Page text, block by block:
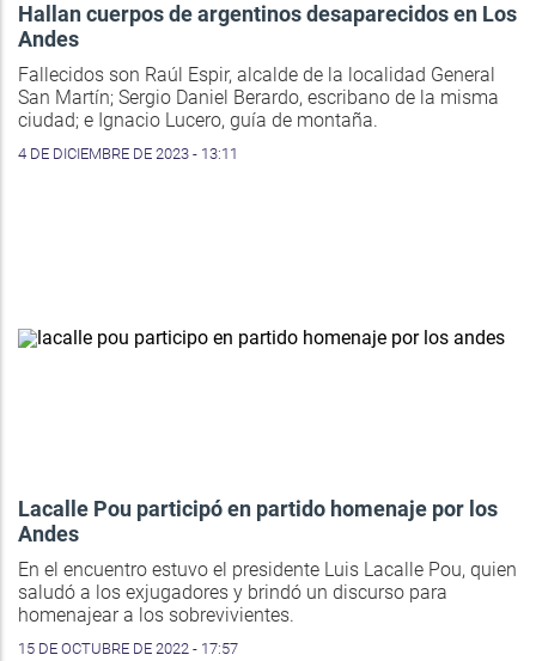
Hallan cuerpos de argentinos desaparecidos en Los
Andes
Fallecidos son Raúl Espir, alcalde de la localidad General
San Martín; Sergio Daniel Berardo, escribano de la misma
ciudad; e Ignacio Lucero, guía de montaña.
4 DE DICIEMBRE DE 2023 - 13:11
Lacalle Pou participó en partido homenaje por los
Andes
En el encuentro estuvo el presidente Luis Lacalle Pou, quien
saludó a los exjugadores y brindó un discurso para
homenajear a los sobrevivientes.
15 DE OCTUBRE DE 2022 - 17:57